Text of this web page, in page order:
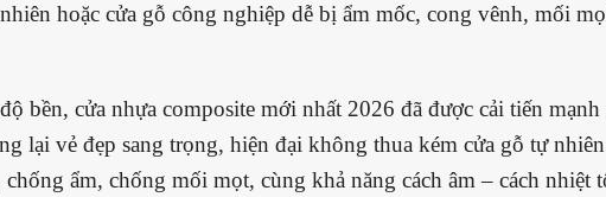
hoặc cửa gỗ công nghiệp dễ bị ẩm mốc, cong vênh, mối
bền, cửa nhựa composite mới nhất 2026 đã được cải tiến
lại vẻ đẹp sang trọng, hiện đại không thua kém cửa gỗ tự
ẩm, chống mối mọt, cùng khả năng cách âm – cách nhiệt